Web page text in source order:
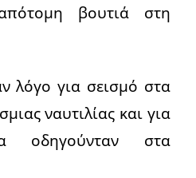
βουτιά στη
λόγο για σεισμό στα
ναυτιλίας και για
στα